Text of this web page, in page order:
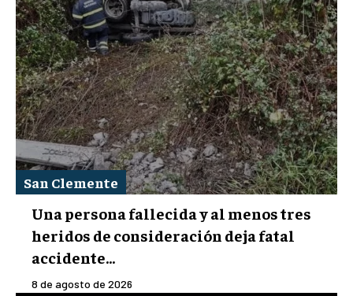
San Clemente
Una persona fallecida y al menos tres
heridos de consideración deja fatal
accidente...
8 de agosto de 2026